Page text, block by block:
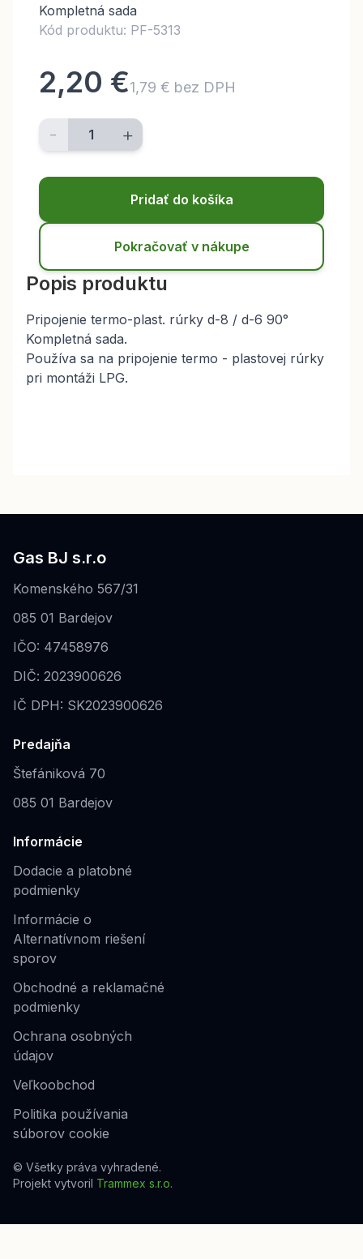
Kompletná sada
Kód produktu: PF-5313
2,20 €1,79 € bez DPH
- +
Pridať do košíka
Pokračovať v nákupe
Popis produktu
Pripojenie termo-plast. rúrky d-8 / d-6 90°
Kompletná sada.
Používa sa na pripojenie termo - plastovej rúrky
pri montáži LPG.
Gas BJ s.r.o
Komenského 567/31
085 01 Bardejov
IČO: 47458976
DIČ: 2023900626
IČ DPH: SK2023900626
Predajňa
Štefániková 70
085 01 Bardejov
Informácie
Dodacie a platobné
podmienky
Informácie o
Alternatívnom riešení
sporov
Obchodné a reklamačné
podmienky
Ochrana osobných
údajov
Veľkoobchod
Politika používania
súborov cookie
© Všetky práva vyhradené.
Projekt vytvoril Trammex s.r.o.